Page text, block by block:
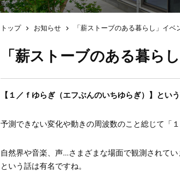
トップ お知らせ 「薪ストーブのある暮らし」イベ
「薪ストーブのある暮ら
【１／ｆゆらぎ（エフぶんのいちゆらぎ）】とい
予測できない変化や動きの周波数のこと総じて「
自然界や音楽、声…さまざまな場面で観測されて
という話は有名ですね。